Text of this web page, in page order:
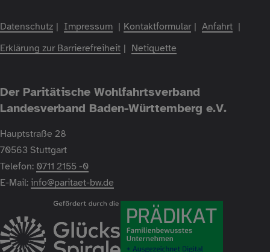
Fußzeile
Datenschutz Impressum Kontaktformular
Anfahrt
Erklärung zur Barrierefreiheit
Netiquette
Der Paritätische Wohlfahrtsverband
Landesverband Baden-Württemberg e.V.
Hauptstraße 28
70563 Stuttgart
Telefon: 0711 2155 -0
E-Mail: info@paritaet-bw.de